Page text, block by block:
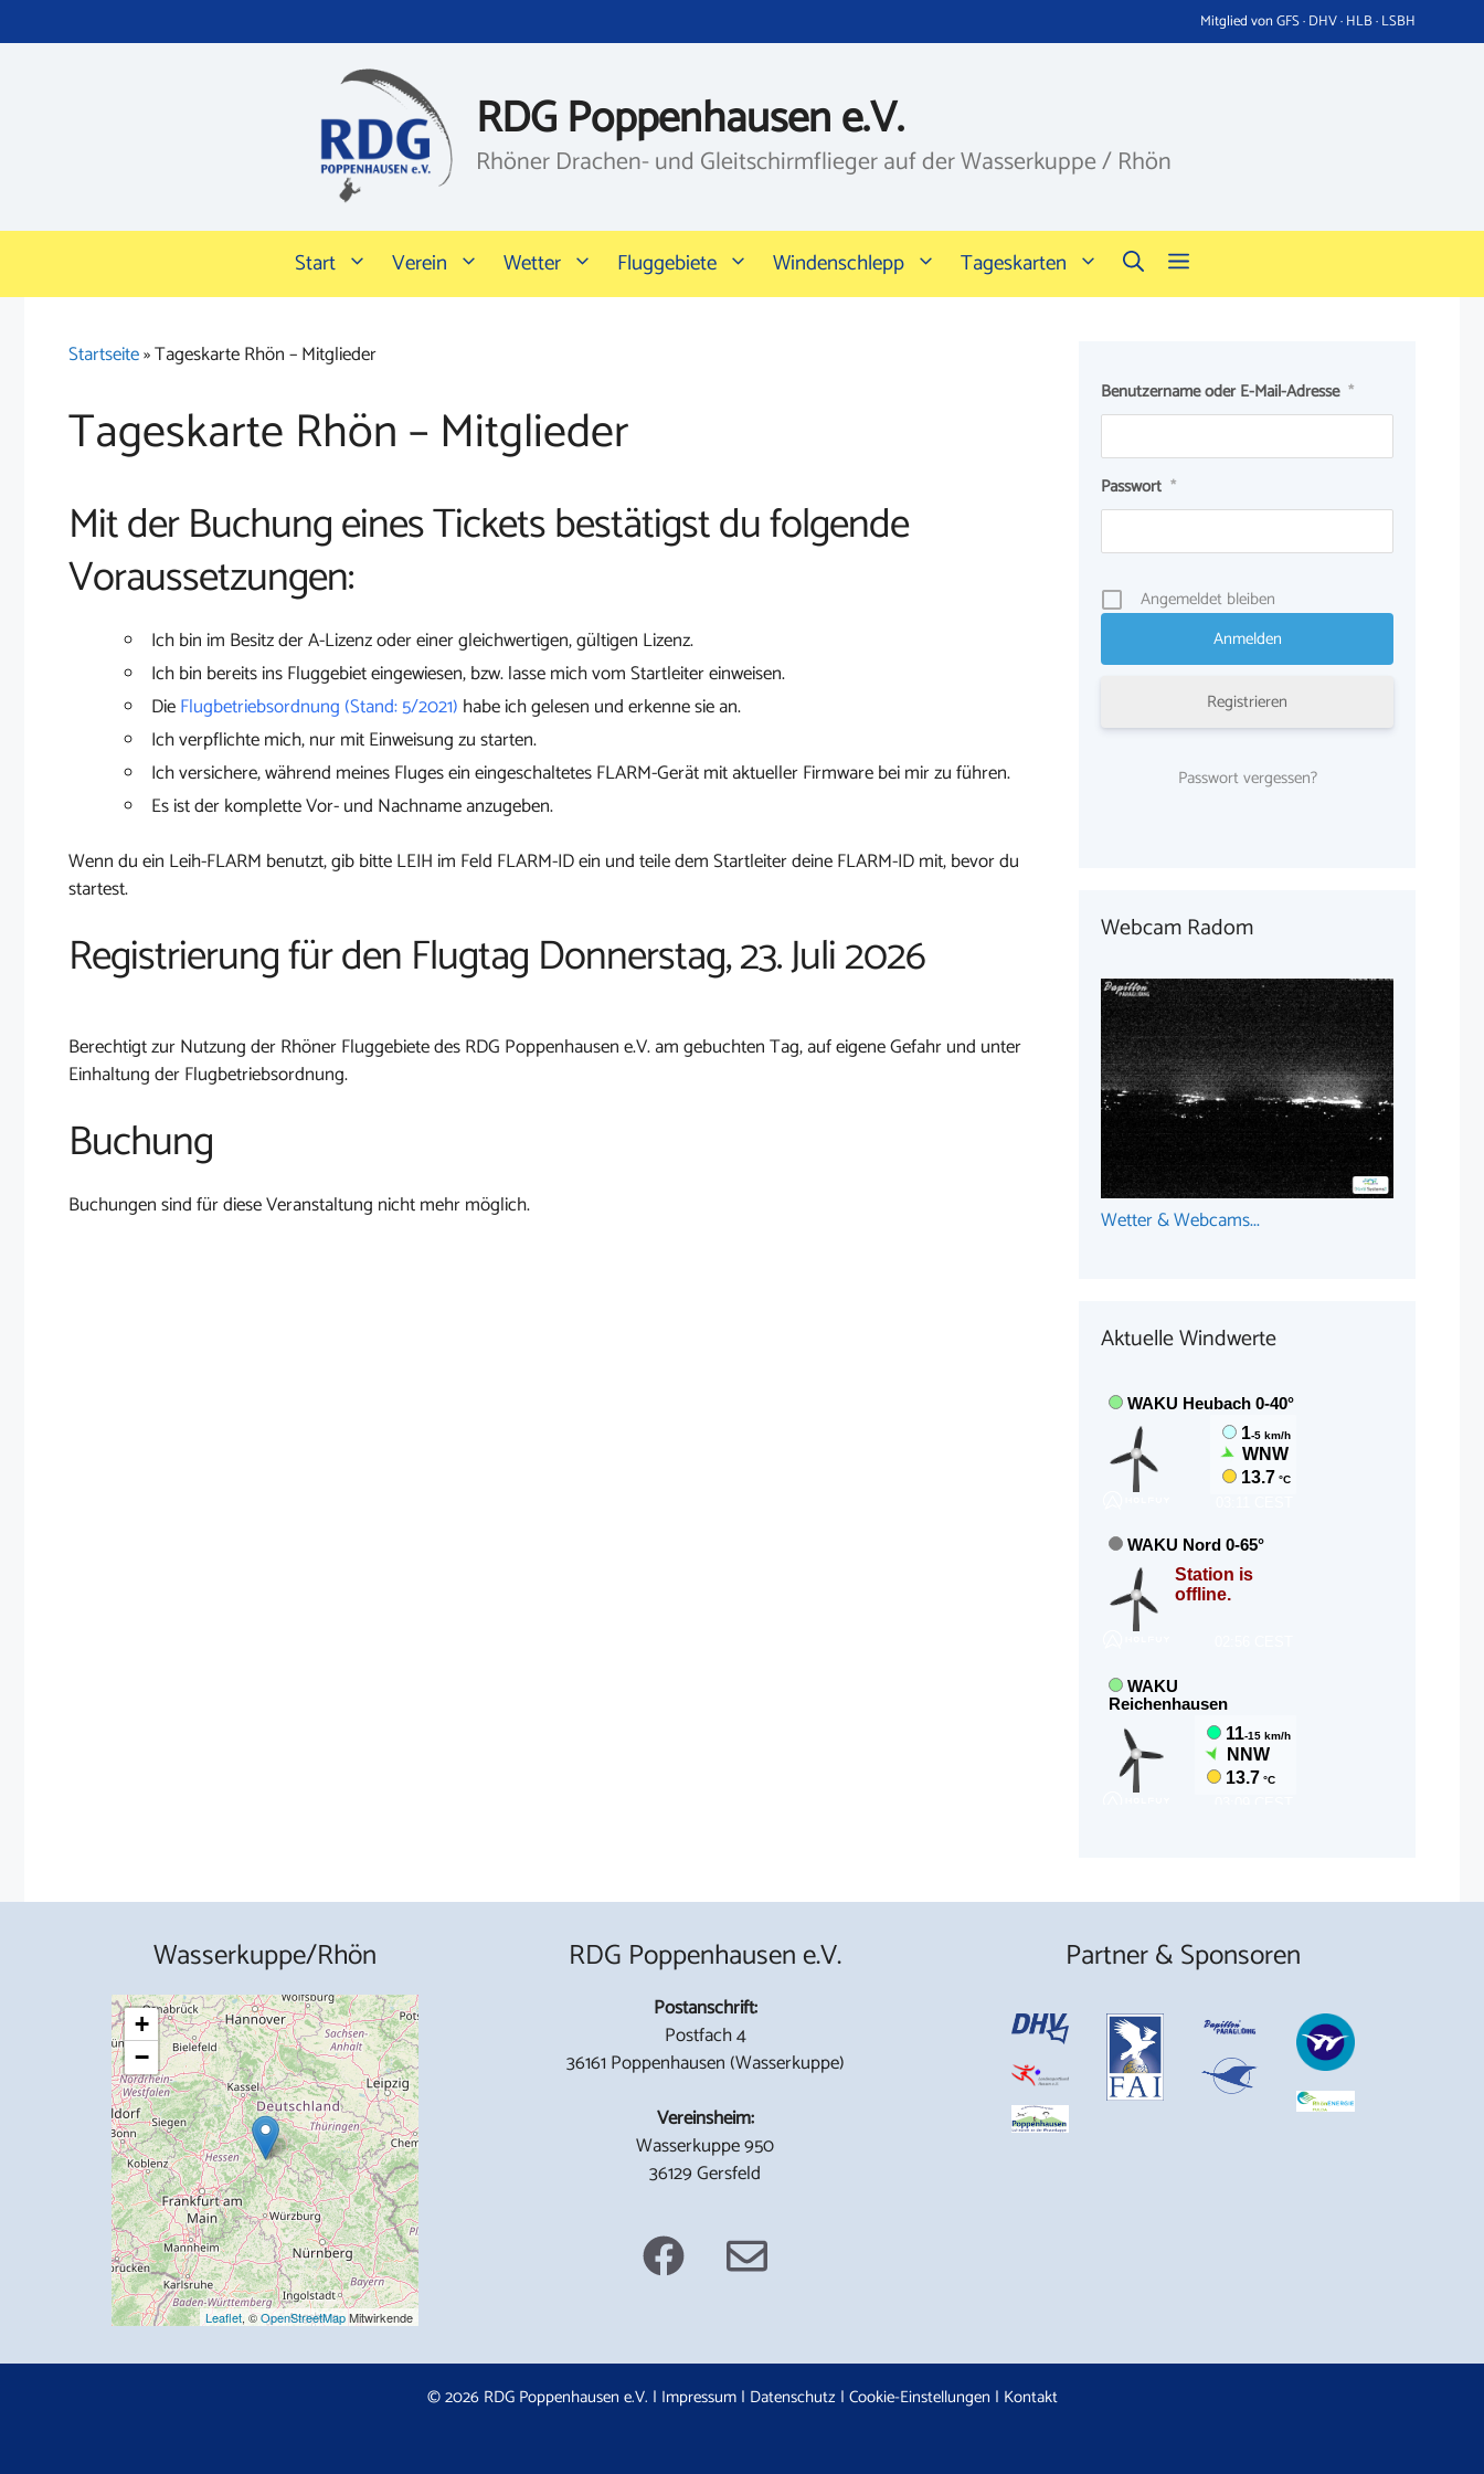
Inhalt
Mitglied von GFS · DHV · HLB · LSBH
RDG Poppenhausen e.V.
Rhöner Drachen- und Gleitschirmflieger auf der Wasserkuppe / Rhön
Start Verein Wetter Fluggebiete Windenschlepp Tageskarten
Startseite»Tageskarte Rhön – Mitglieder
Tageskarte Rhön – Mitglieder
Mit der Buchung eines Tickets bestätigst du folgende
Voraussetzungen:
Ich bin im Besitz der A-Lizenz oder einer gleichwertigen, gültigen Lizenz.
Ich bin bereits ins Fluggebiet eingewiesen, bzw. lasse mich vom Startleiter einweisen.
DieFlugbetriebsordnung (Stand: 5/2021) habe ich gelesen und erkenne sie an.
Ich verpflichte mich, nur mit Einweisung zu starten.
Ich versichere, während meines Fluges ein eingeschaltetes FLARM-Gerät mit aktueller Firmware bei mir zu führen.
Es ist der komplette Vor- und Nachname anzugeben.
Wenn du ein Leih-FLARM benutzt, gib bitte LEIH im Feld FLARM-ID ein und teile dem Startleiter deine FLARM-ID mit, bevor du
startest.
Registrierung für den Flugtag Donnerstag, 23. Juli 2026
Berechtigt zur Nutzung der Rhöner Fluggebiete des RDG Poppenhausen e.V. am gebuchten Tag, auf eigene Gefahr und unter
Einhaltung der Flugbetriebsordnung.
Buchung
Buchungen sind für diese Veranstaltung nicht mehr möglich.
Benutzername oder E-Mail-Adresse *
Passwort *
Angemeldet bleiben
Registrieren
Passwort vergessen?
Webcam Radom
Wetter & Webcams...
Aktuelle Windwerte
Wasserkuppe/Rhön
+
−
Leaflet, ©OpenStreetMapMitwirkende
RDG Poppenhausen e.V.
Postanschrift:
Postfach 4
36161 Poppenhausen (Wasserkuppe)
Vereinsheim:
Wasserkuppe 950
36129 Gersfeld
Partner & Sponsoren
© 2026 RDG Poppenhausen e.V. | Impressum| Datenschutz | Cookie-Einstellungen | Kontakt